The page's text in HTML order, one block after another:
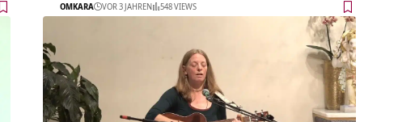
OMKARA VOR 3 JAHREN 548 VIEWS